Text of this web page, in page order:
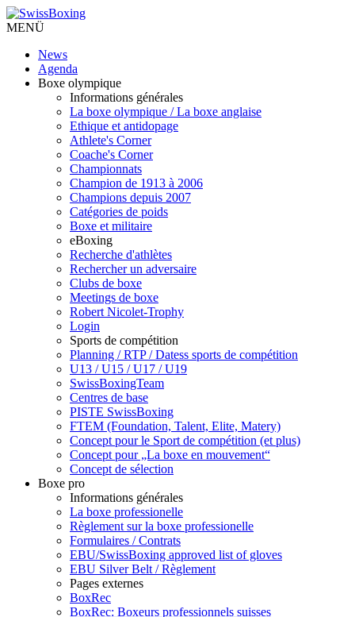
MENÜ
News
Agenda
Boxe olympique
Informations générales
La boxe olympique / La boxe anglaise
Ethique et antidopage
Athlete's Corner
Coache's Corner
Championnats
Champion de 1913 à 2006
Champions depuis 2007
Catégories de poids
Boxe et militaire
eBoxing
Recherche d'athlètes
Rechercher un adversaire
Clubs de boxe
Meetings de boxe
Robert Nicolet-Trophy
Login
Sports de compétition
Planning / RTP / Datess sports de compétition
U13 / U15 / U17 / U19
SwissBoxingTeam
Centres de base
PISTE SwissBoxing
FTEM (Foundation, Talent, Elite, Matery)
Concept pour le Sport de compétition (et plus)
Concept pour „La boxe en mouvement“
Concept de sélection
Boxe pro
Informations générales
La boxe professionelle
Règlement sur la boxe professionelle
Formulaires / Contrats
EBU/SwissBoxing approved list of gloves
EBU Silver Belt / Règlement
Pages externes
BoxRec
BoxRec: Boxeurs professionnels suisses